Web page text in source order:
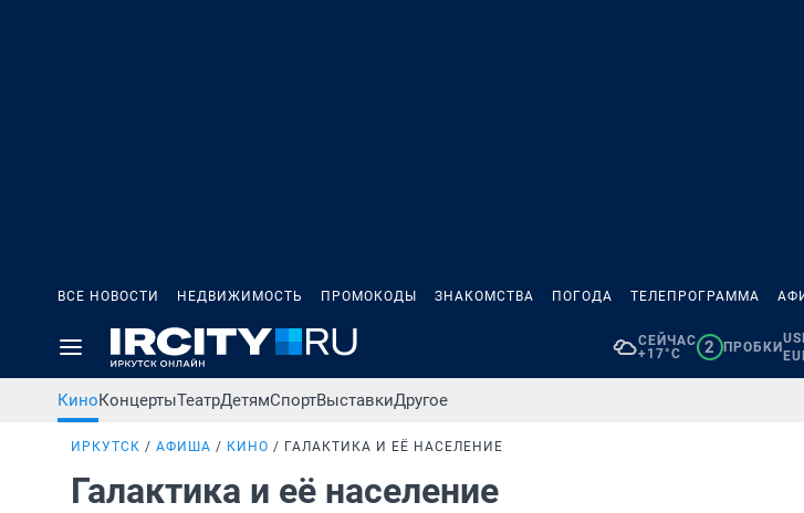
ВСЕ НОВОСТИ НЕДВИЖИМОСТЬ ПРОМОКОДЫ ЗНАКОМСТВА ПОГОДА ТЕЛЕПРОГРАММА
СЕЙЧАС
+17°C
2 ПРОБКИ
КиноКонцертыТеатрДетямСпортВыставкиДругое
ИРКУТСК АФИША КИНО ГАЛАКТИКА И ЕЁ НАСЕЛЕНИЕ
Галактика и её население